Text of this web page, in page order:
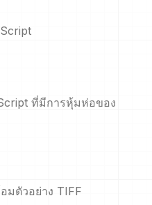
ที่มีการหุ้มห่อของ
มตัวอย่าง TIFF